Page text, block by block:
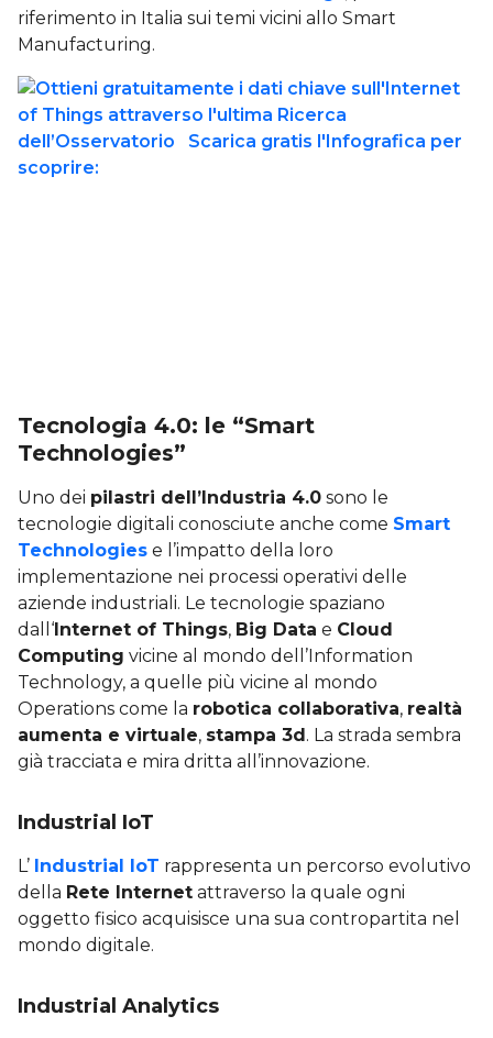
riferimento in Italia sui temi vicini allo Smart
Manufacturing.
Tecnologia 4.0: le “Smart
Technologies”
Uno dei pilastri dell’Industria 4.0 sono le
tecnologie digitali conosciute anche come Smart
Technologies e l’impatto della loro
implementazione nei processi operativi delle
aziende industriali. Le tecnologie spaziano
dall‘Internet of Things, Big Data e Cloud
Computing vicine al mondo dell’Information
Technology, a quelle più vicine al mondo
Operations come la robotica collaborativa, realtà
aumenta e virtuale, stampa 3d. La strada sembra
già tracciata e mira dritta all’innovazione.
Industrial IoT
L’ Industrial IoT rappresenta un percorso evolutivo
della Rete Internet attraverso la quale ogni
oggetto fisico acquisisce una sua contropartita nel
mondo digitale.
Industrial Analytics